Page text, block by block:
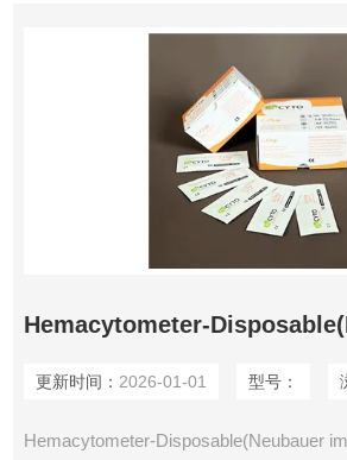
更新时间： 2026-01-01 型号：
Hemacytometer-Disposable(Neubauer